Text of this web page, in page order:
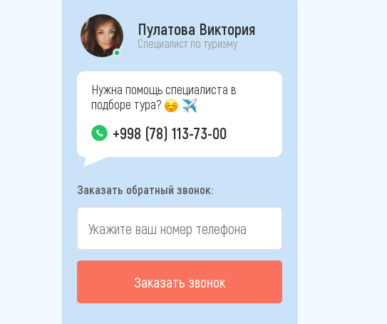
Пулатова Виктория
Специалист по туризму
Нужна помощь специалиста в
подборе тура?
+998 (78) 113-73-00
Заказать обратный звонок:
Заказать звонок